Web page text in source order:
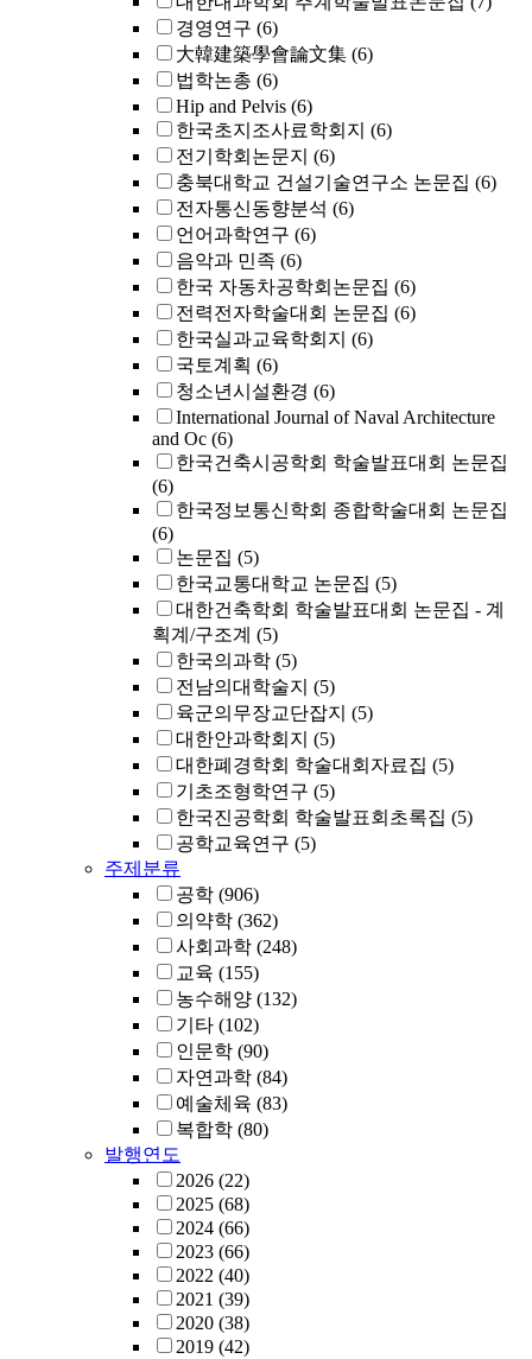
경영연구 (6)
大韓建築學會論文集 (6)
법학논총 (6)
Hip and Pelvis (6)
한국초지조사료학회지 (6)
전기학회논문지 (6)
충북대학교 건설기술연구소 논문집 (6)
전자통신동향분석 (6)
언어과학연구 (6)
음악과 민족 (6)
한국 자동차공학회논문집 (6)
전력전자학술대회 논문집 (6)
한국실과교육학회지 (6)
국토계획 (6)
청소년시설환경 (6)
International Journal of Naval Architecture
and Oc (6)
한국건축시공학회 학술발표대회 논문집
(6)
한국정보통신학회 종합학술대회 논문집
(6)
논문집 (5)
한국교통대학교 논문집 (5)
대한건축학회 학술발표대회 논문집 - 계
획계/구조계 (5)
한국의과학 (5)
전남의대학술지 (5)
육군의무장교단잡지 (5)
대한안과학회지 (5)
대한폐경학회 학술대회자료집 (5)
기초조형학연구 (5)
한국진공학회 학술발표회초록집 (5)
공학교육연구 (5)
주제분류
공학 (906)
의약학 (362)
사회과학 (248)
교육 (155)
농수해양 (132)
기타 (102)
인문학 (90)
자연과학 (84)
예술체육 (83)
복합학 (80)
발행연도
2026 (22)
2025 (68)
2024 (66)
2023 (66)
2022 (40)
2021 (39)
2020 (38)
2019 (42)